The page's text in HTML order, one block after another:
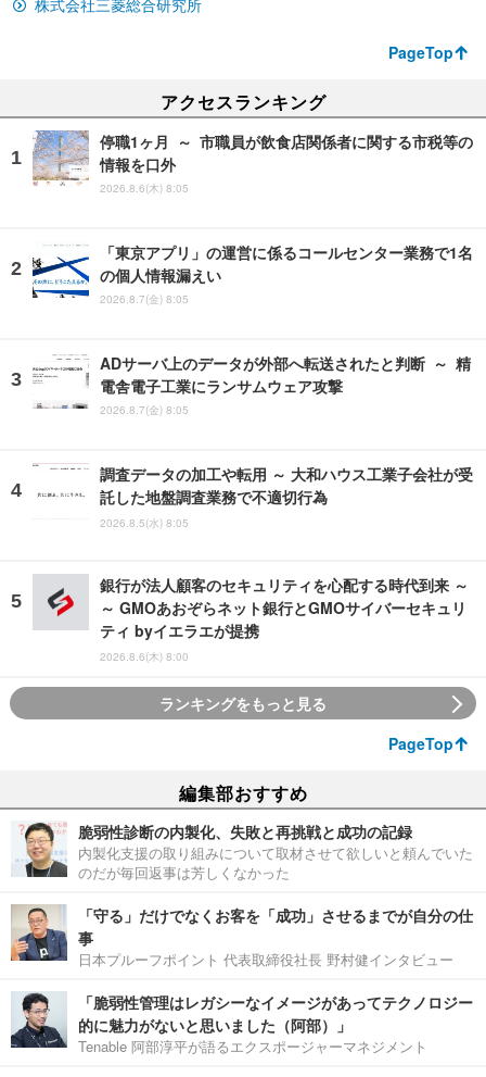
株式会社三菱総合研究所
PageTop
アクセスランキング
停職1ヶ月 ～ 市職員が飲食店関係者に関する市税等の
情報を口外
2026.8.6(木) 8:05
「東京アプリ」の運営に係るコールセンター業務で1名
の個人情報漏えい
2026.8.7(金) 8:05
ADサーバ上のデータが外部へ転送されたと判断 ～ 精
電舎電子工業にランサムウェア攻撃
2026.8.7(金) 8:05
調査データの加工や転用 ～ 大和ハウス工業子会社が受
託した地盤調査業務で不適切行為
2026.8.5(水) 8:05
銀行が法人顧客のセキュリティを心配する時代到来 ～
～ GMOあおぞらネット銀行とGMOサイバーセキュリ
ティ byイエラエが提携
2026.8.6(木) 8:00
ランキングをもっと見る
PageTop
編集部おすすめ
脆弱性診断の内製化、失敗と再挑戦と成功の記録
内製化支援の取り組みについて取材させて欲しいと頼んでいた
のだが毎回返事は芳しくなかった
「守る」だけでなくお客を「成功」させるまでが自分の仕
事
日本プルーフポイント 代表取締役社長 野村健インタビュー
「脆弱性管理はレガシーなイメージがあってテクノロジー
的に魅力がないと思いました（阿部）」
Tenable 阿部淳平が語るエクスポージャーマネジメント